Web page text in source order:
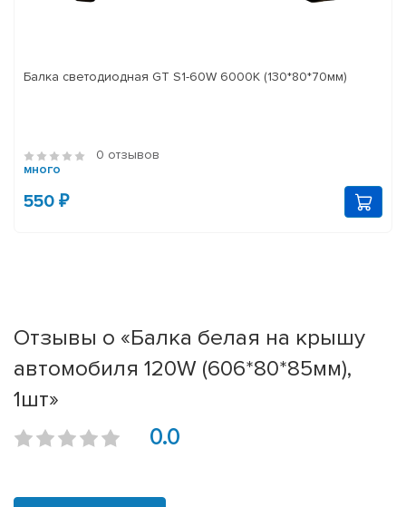
Балка светодиодная GT S1-60W 6000K (130*80*70мм)
0 отзывов
много
550 ₽
Отзывы о «Балка белая на крышу
автомобиля 120W (606*80*85мм),
1шт»
0.0